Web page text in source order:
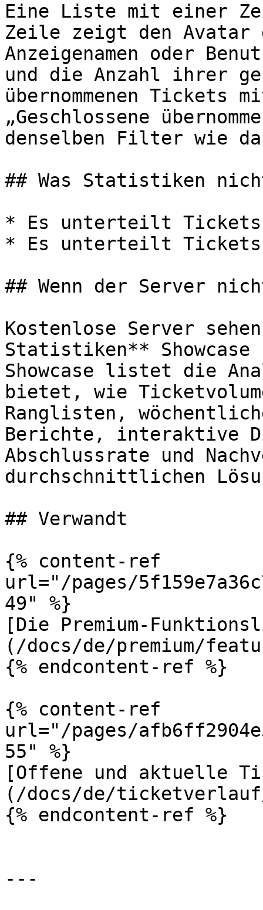
Eine Liste mit einer
Zeile zeigt den Avatar
Anzeigenamen oder
und die Anzahl ihrer
übernommenen Tickets
„Geschlossene
denselben Filter wie
## Was Statistiken
* Es unterteilt Tickets
* Es unterteilt Tickets
## Wenn der Server
Kostenlose Server
Statistiken**
Showcase listet die
bietet, wie
Ranglisten,
Berichte, interaktive
Abschlussrate und
durchschnittlichen
## Verwandt
{% content-ref
url="/pages/
49" %}
[Die Premium-
(/docs/de/premium/
{% endcontent-ref %}
{% content-ref
url="/pages/
55" %}
[Offene und aktuelle
(/docs/de/
{% endcontent-ref %}
---